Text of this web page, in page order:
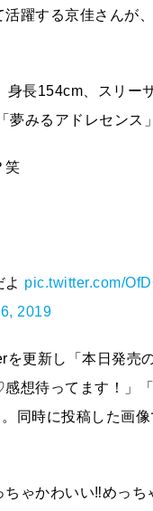
躍する京佳さんが
身長154cm、スリ
夢みるアドレセンス
笑
pic.twitter.com/
2019
更新し「本日発売
想待ってます！」
同時に投稿した画
ゃかわいい‼️めっ